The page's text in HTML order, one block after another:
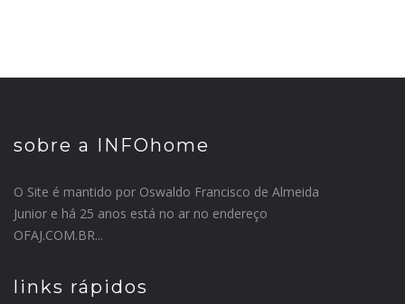
sobre a INFOhome
O Site é mantido por Oswaldo Francisco de Almeida
Junior e há 25 anos está no ar no endereço
OFAJ.COM.BR...
links rápidos